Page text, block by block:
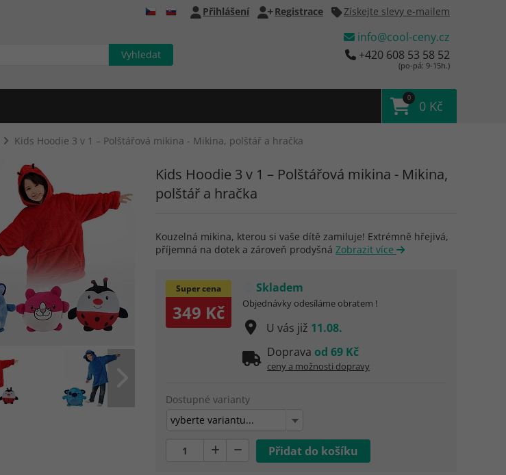
Přihlášení Registrace Získejte slevy e-mailem
info@cool-ceny.cz
+420 608 53 58 52
(po-pá: 9-15h.)
0
0 Kč
Kids Hoodie 3 v 1 – Polštářová mikina - Mikina, polštář a hračka
Kids Hoodie 3 v 1 – Polštářová mikina - Mikina,
polštář a hračka
Kouzelná mikina, kterou si vaše dítě zamiluje! Extrémně hřejivá,
příjemná na dotek a zároveň prodyšná Zobrazit více
Super cena
349 Kč
Skladem
Objednávky odesíláme obratem !
U vás již 11.08.
Doprava od 69 Kč
ceny a možnosti dopravy
Dostupné varianty
vyberte variantu...